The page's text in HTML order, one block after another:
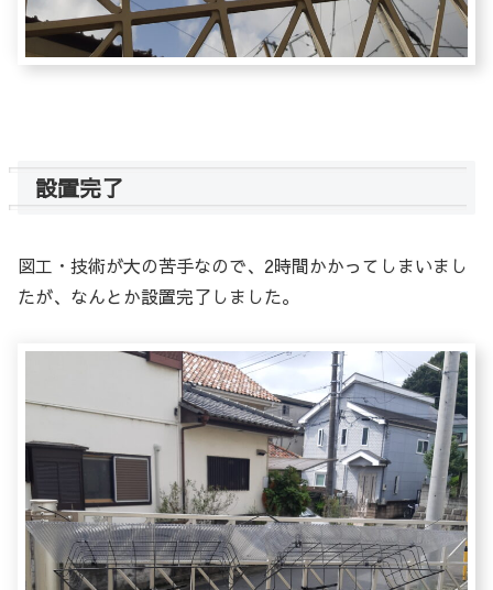
設置完了
図工・技術が大の苦手なので、2時間かかってしまいまし
たが、なんとか設置完了しました。